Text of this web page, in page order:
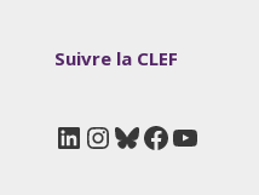
Suivre la CLEF
LinkedIn
Instagram
Bluesky
Facebook